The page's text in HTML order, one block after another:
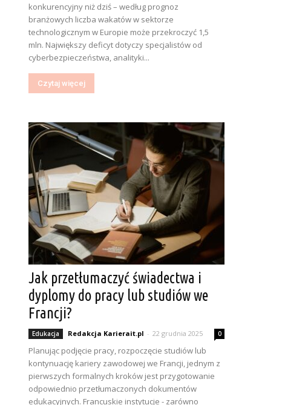
konkurencyjny niż dziś – według prognoz
branżowych liczba wakatów w sektorze
technologicznym w Europie może przekroczyć 1,5
mln. Największy deficyt dotyczy specjalistów od
cyberbezpieczeństwa, analityki...
Czytaj więcej
Jak przetłumaczyć świadectwa i
dyplomy do pracy lub studiów we
Francji?
Edukacja Redakcja Karierait.pl - 22 grudnia 2025 0
Planując podjęcie pracy, rozpoczęcie studiów lub
kontynuację kariery zawodowej we Francji, jednym z
pierwszych formalnych kroków jest przygotowanie
odpowiednio przetłumaczonych dokumentów
edukacyjnych. Francuskie instytucje - zarówno